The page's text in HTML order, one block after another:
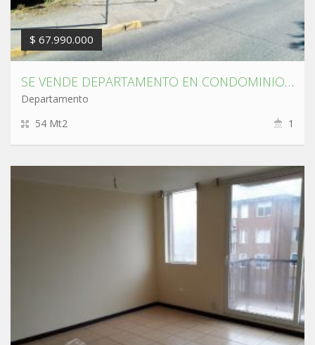
$ 67.990.000
SE VENDE DEPARTAMENTO EN CONDOMINIO FUENTES DE CHIGUAYANTE CALLE ESPERANZA.
Departamento
54 Mt2
1